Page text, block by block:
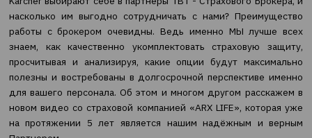
канадской страховой группы Fairfax Financial
лет успешно работает на рынке Украины.
Знаете ли ВЫ, что мировой рынок страхования
60% страховых премий с помощью брокера?
корпоративные клиенты, такие как Nestle, L’oreal,
Kärcher выбирают себе в партнеры ТВТ - Страхового
насколько им выгодно сотрудничать с нами?
работы с брокером очевидны. Ведь именно МЫ